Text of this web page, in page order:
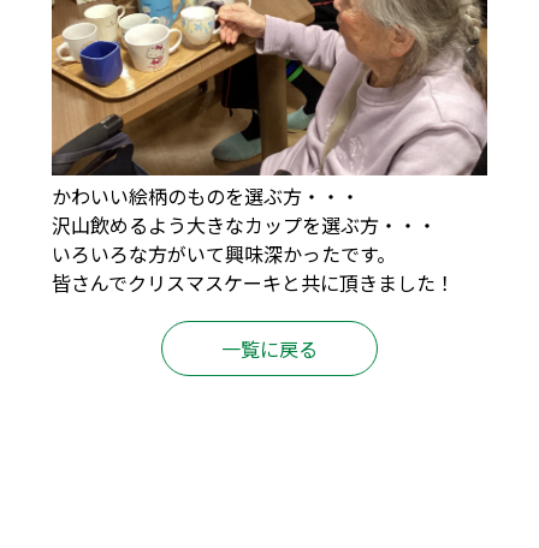
かわいい絵柄のものを選ぶ方・・・
沢山飲めるよう大きなカップを選ぶ方・・・
いろいろな方がいて興味深かったです。
皆さんでクリスマスケーキと共に頂きました！
一覧に戻る